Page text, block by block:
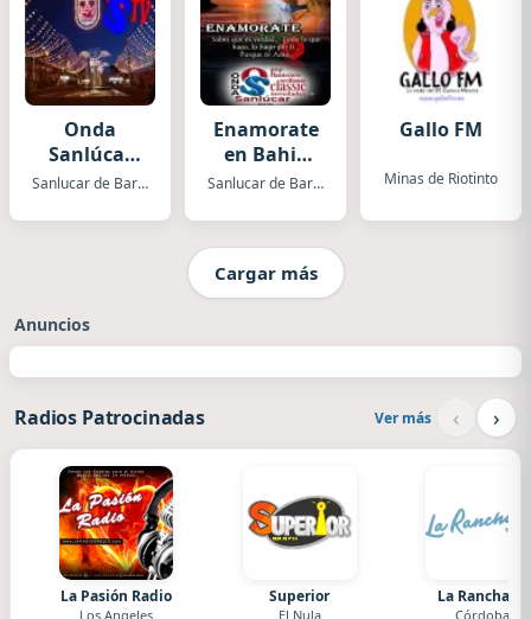
Onda
Sanlúcar
Rtv
Sanlucar de Barrameda
Enamorate
en Bahia
Sur RadioSanlucar de Barrameda
Gallo FM
Minas de Riotinto
Cargar más
Anuncios
Radios Patrocinadas Ver más ‹ ›
La Pasión Radio
Los Angeles
Superior
El Nula
La Ranchada
Córdoba